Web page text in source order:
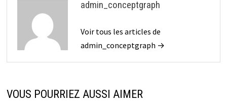
admin_conceptgraph
Voir tous les articles de
admin_conceptgraph →
VOUS POURRIEZ AUSSI AIMER